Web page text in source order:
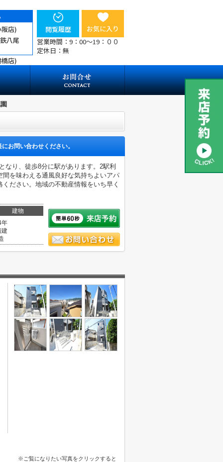
店)
八尾
店)
閲覧履歴
お気に入り
営業時間：9：00～19：００
定休日：無
お問い合わせください。
なり、徒歩8分に駅があります。2駅利
を味わえる通風良好な気持ちよいアパ
ださい。地域の不動産情報をいち早く
建物
年
建
※ご覧になりたい写真をクリックすると